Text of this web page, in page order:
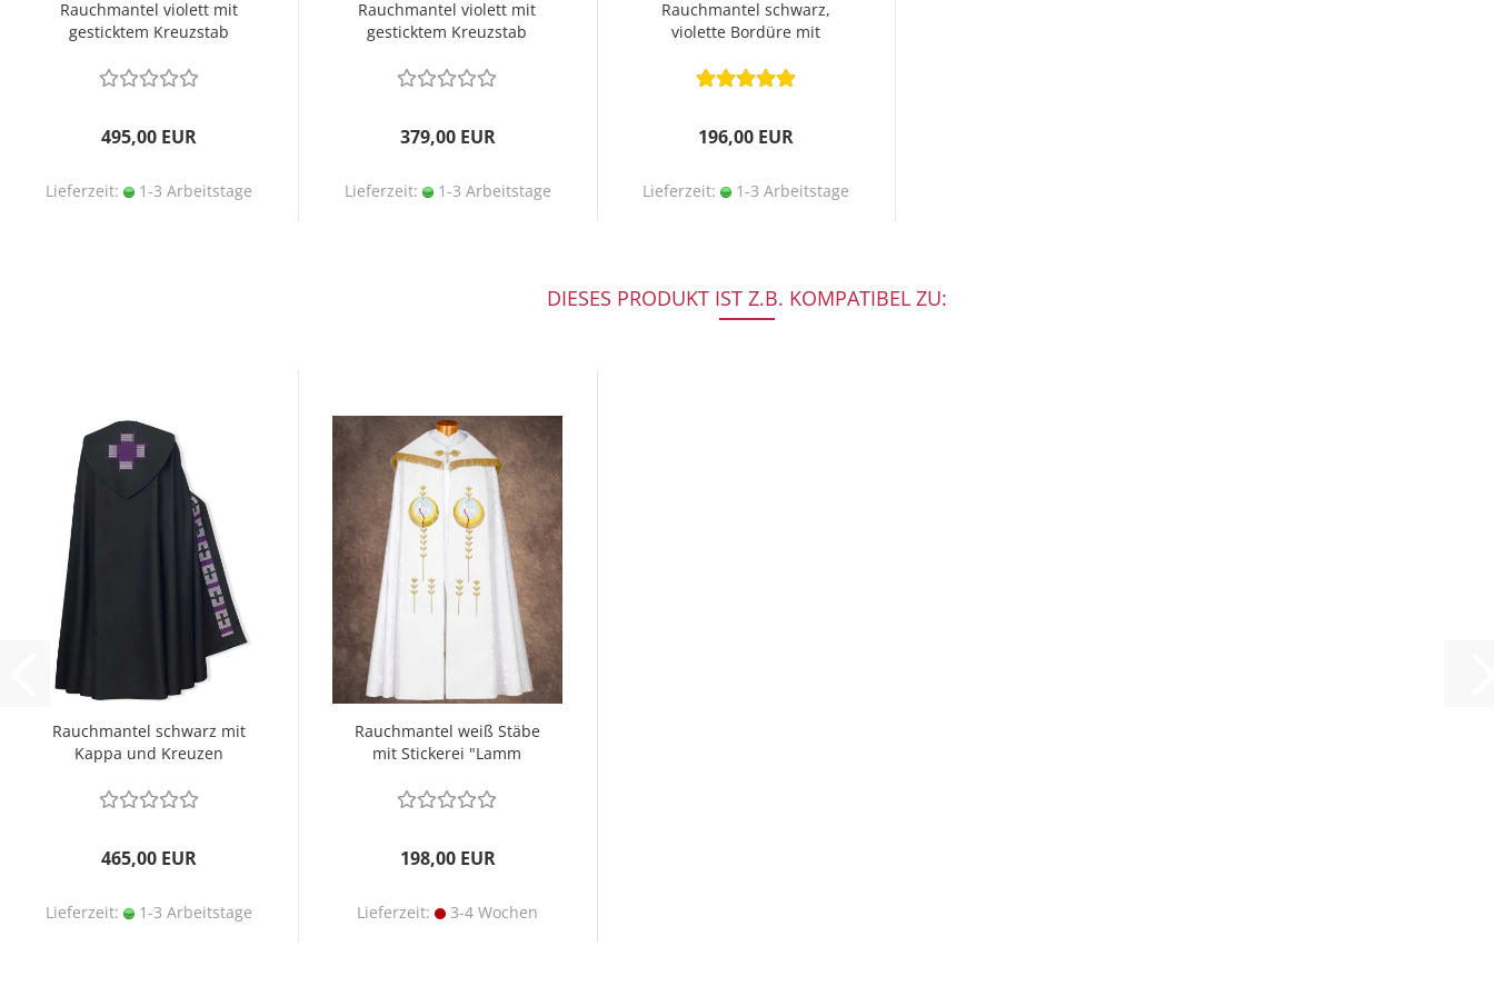
Rauchmantel violett mit
gesticktem Kreuzstab
495,00 EUR
Lieferzeit: 1-3 Arbeitstage
Rauchmantel violett mit
gesticktem Kreuzstab
379,00 EUR
Lieferzeit: 1-3 Arbeitstage
Rauchmantel schwarz,
violette Bordüre mit
196,00 EUR
Lieferzeit: 1-3 Arbeitstage
DIESES PRODUKT IST Z.B. KOMPATIBEL ZU:
Rauchmantel schwarz mit
Kappa und Kreuzen
465,00 EUR
Lieferzeit: 1-3 Arbeitstage
Rauchmantel weiß Stäbe
mit Stickerei "Lamm
198,00 EUR
Lieferzeit: 3-4 Wochen